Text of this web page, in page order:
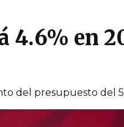
4.6% en
del presupuesto del